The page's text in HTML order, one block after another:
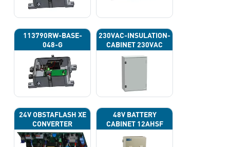
113790RW-BASE-
048-G
230VAC-INSULATION-
CABINET 230VAC
24V OBSTAFLASH XE
CONVERTER
48V BATTERY
CABINET 12AHSF
(INPUT POWER
220VAC)